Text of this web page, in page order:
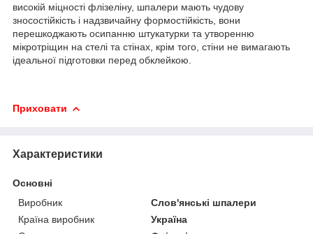
високій міцності флізеліну, шпалери мають чудову
зносостійкість і надзвичайну формостійкість, вони
перешкоджають осипанню штукатурки та утворенню
мікротріщин на стелі та стінах, крім того, стіни не вимагають
ідеальної підготовки перед обклейкою.
Приховати
Характеристики
Основні
Виробник
Слов'янські шпалери
Країна виробник
Україна